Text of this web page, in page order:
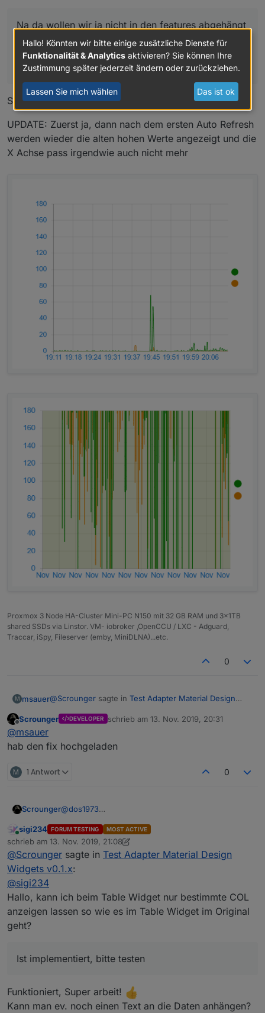
habs implementiert, war sehr easy -> aktuellen
master laden und bitte testen.
Na da wollen wir ja nicht in den features abgehängt
werden
habs implementiert, war sehr easy -> aktuellen
master laden und bitte testen.
Super, ja funktioniert....jetzt passts...danke
UPDATE: Zuerst ja, dann nach dem ersten Auto Refresh
werden wieder die alten hohen Werte angezeigt und die
X Achse pass irgendwie auch nicht mehr
Proxmox 3 Node HA-Cluster Mini-PC N150 mit 32 GB RAM und 3x1TB
shared SSDs via Linstor. VM- iobroker ,OpenCCU / LXC - Adguard,
Traccar, iSpy, Fileserver (emby, MiniDLNA)...etc.
0
M msauer@Scrounger sagte in Test Adapter Material Design
abgehängt werden
habs implementiert, war sehr easy -> aktuellen
Super, ja funktioniert....jetzt passts...danke
UPDATE: Zuerst ja, dann nach dem ersten Auto
mehr
Scrounger DEVELOPER schrieb am 13. Nov. 2019, 20:31
zuletzt editiert von
@msauer
hab den fix hochgeladen
M 1 Antwort 0
Scrounger@dos1973
Du kannst css bei allen Widgets einsetzen, musst
dann halt entsprechend dir die element zur runtime
anschauen und mit CSS dann das überschrieben
was du willst.
Edit:
@sigi234sagte inTest Adapter Material Design
Widgets v0.1.x:
bestimmte COL anzeigen lassen so wie es im
Online
sigi234 FORUM TESTING MOST ACTIVE
schrieb am 13. Nov. 2019, 21:08
zuletzt editiert von sigi234
@Scrounger sagte in Test Adapter Material Design
Widgets v0.1.x:
@sigi234
Hallo, kann ich beim Table Widget nur bestimmte COL
anzeigen lassen so wie es im Table Widget im Original
geht?
Ist implementiert, bitte testen
Funktioniert, Super arbeit!
Kann man ev. noch einen Text an die Daten anhängen?
Hallo! Könnten wir bitte einige zusätzliche Dienste für
Funktionalität & Analytics aktivieren? Sie können Ihre
Zustimmung später jederzeit ändern oder zurückziehen.
Lassen Sie mich wählen Das ist ok